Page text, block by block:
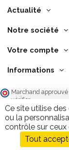
Actualité
Notre société
Votre compte
Informations
Marchand approuvé
vérifier.
/10
Ce site utilise
ou la
contrôle sur
Tout